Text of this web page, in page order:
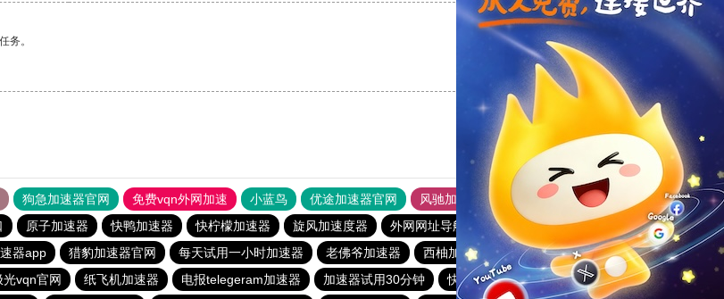
务。
支持
狗急加速器官网 免费vqn外网加速 小蓝鸟 优途加速器官网 风驰加速器
旋风加速器
原子加速器 快鸭加速器 快柠檬加速器 旋风加速度器 外网网址导航 软件中心 雷霆加速
狂飙加速器
器app 猎豹加速器官网 每天试用一小时加速器 老佛爷加速器 西柚加速器
梯子加速器app免费永久
光vqn官网 纸飞机加速器 电报telegeram加速器 加速器试用30分钟 快连vp
火箭vp加速器官网